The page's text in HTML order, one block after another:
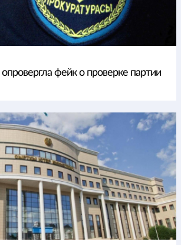
опровергла фейк о проверке партии